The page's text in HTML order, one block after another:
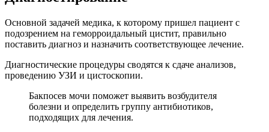
Основной задачей медика, к которому пришел пациент с
подозрением на геморроидальный цистит, правильно
поставить диагноз и назначить соответствующее лечение.
Диагностические процедуры сводятся к сдаче анализов,
проведению УЗИ и цистоскопии.
Бакпосев мочи поможет выявить возбудителя
болезни и определить группу антибиотиков,
подходящих для лечения.